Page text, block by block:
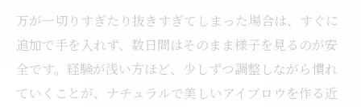
万が一切りすぎたり抜きすぎてしまった場合は、すぐに
追加で手を入れず、数日間はそのまま様子を見るのが安
全です。経験が浅い方ほど、少しずつ調整しながら慣れ
ていくことが、ナチュラルで美しいアイブロウを作る近